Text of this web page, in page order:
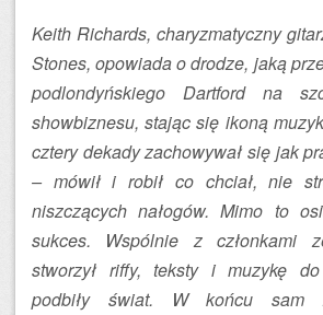
Keith Richards, charyzmatyczny
Stones, opowiada o drodze, jaką
podlondyńskiego Dartford na
showbiznesu, stając się ikoną
cztery dekady zachowywał się jak
– mówił i robił co chciał, nie
niszczących nałogów. Mimo to
sukces. Wspólnie z członkami
stworzył riffy, teksty i muzykę
podbiły świat. W końcu sam